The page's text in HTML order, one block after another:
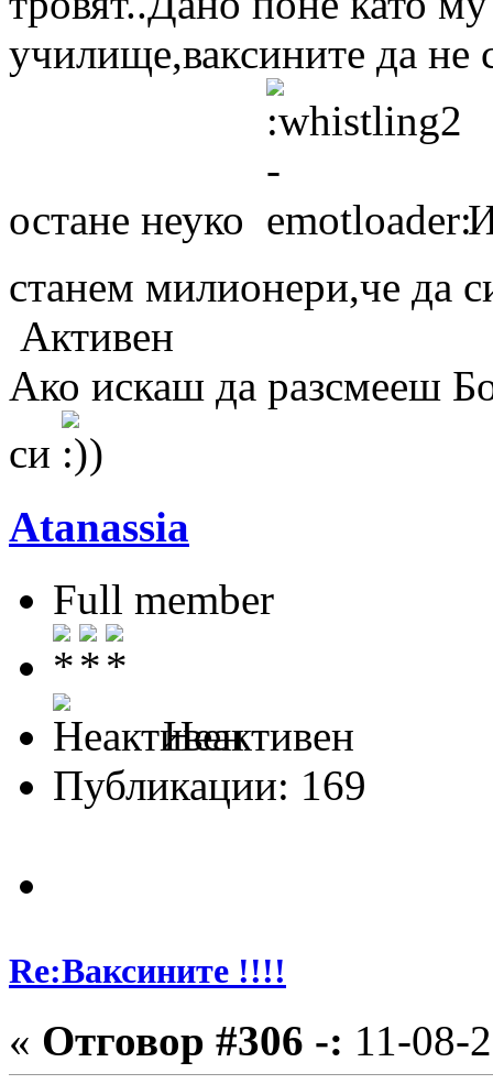
училище,ваксините да не
остане неуко
станем милионери,че да
Активен
Ако искаш да разсмееш
си
)
Atanassia
Full member
Неактивен
Публикации: 169
Re:Ваксините !!!!
« Отговор #306 -: 11-08-